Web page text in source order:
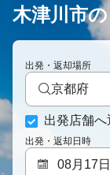
木津川市
出発・返却場所
京都府
出発店舗へ
出発・返却日時